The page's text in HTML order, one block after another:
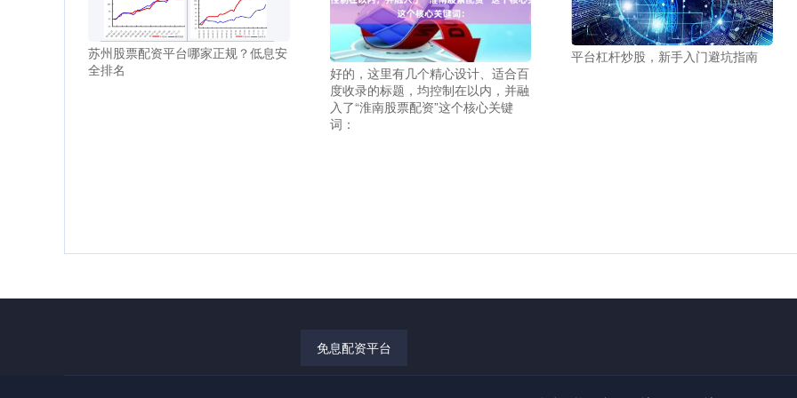
苏州股票配资平台哪家正规？低息安
全排名
好的，这里有几个精心设计、适合百
度收录的标题，均控制在以内，并融
入了“淮南股票配资”这个核心关键
词：
平台杠杆炒股，新手入门避坑指南
免息配资平台